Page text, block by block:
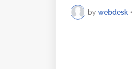
by webdesk •